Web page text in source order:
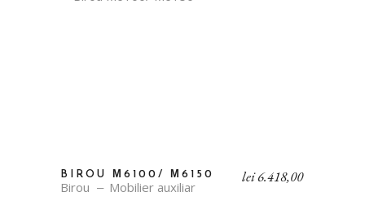
BIROU М6100/ М6150
Birou Mobilier auxiliar
lei6.418,00